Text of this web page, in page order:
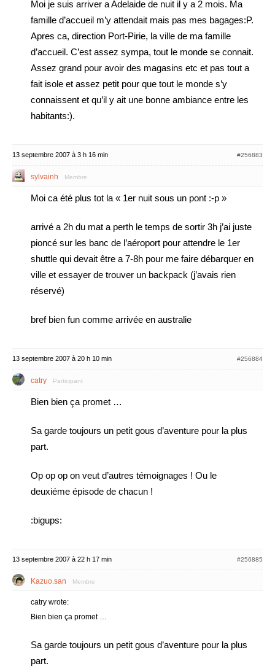
Moi je suis arriver a Adelaide de nuit il y a 2 mois. Ma
famille d’accueil m’y attendait mais pas mes bagages:P.
Apres ca, direction Port-Pirie, la ville de ma famille
d’accueil. C’est assez sympa, tout le monde se connait.
Assez grand pour avoir des magasins etc et pas tout a
fait isole et assez petit pour que tout le monde s’y
connaissent et qu’il y ait une bonne ambiance entre les
habitants:).
13 septembre 2007 à 3 h 16 min #256883
sylvainh Membre
Moi ca été plus tot la « 1er nuit sous un pont :-p »
arrivé a 2h du mat a perth le temps de sortir 3h j’ai juste
pioncé sur les banc de l’aéroport pour attendre le 1er
shuttle qui devait être a 7-8h pour me faire débarquer en
ville et essayer de trouver un backpack (j’avais rien
réservé)
bref bien fun comme arrivée en australie
13 septembre 2007 à 20 h 10 min #256884
catry Participant
Bien bien ça promet …
Sa garde toujours un petit gous d’aventure pour la plus
part.
Op op op on veut d’autres témoignages ! Ou le
deuxiéme épisode de chacun !
:bigups:
13 septembre 2007 à 22 h 17 min #256885
Kazuo.san Membre
catry wrote:
Bien bien ça promet …
Sa garde toujours un petit gous d’aventure pour la plus
part.